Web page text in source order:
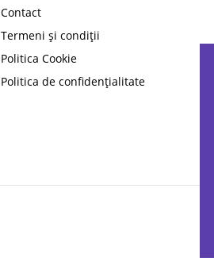
Contact
Termeni și condiții
Politica Cookie
Politica de confidențialitate
PROTO41
reducere la orice